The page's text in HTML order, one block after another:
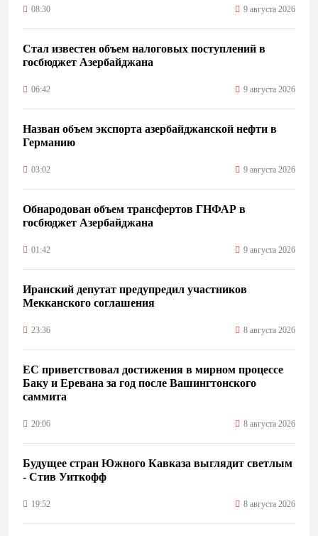
08:30 9 августа 2026
Стал известен объем налоговых поступлений в
госбюджет Азербайджана
06:42 9 августа 2026
Назван объем экспорта азербайджанской нефти в
Германию
03:02 9 августа 2026
Обнародован объем трансфертов ГНФАР в
госбюджет Азербайджана
01:42 9 августа 2026
Иранский депутат предупредил участников
Мекканского соглашения
23:36 8 августа 2026
ЕС приветствовал достижения в мирном процессе
Баку и Еревана за год после Вашингтонского
саммита
20:06 8 августа 2026
Будущее стран Южного Кавказа выглядит светлым
- Стив Уиткофф
19:52 8 августа 2026